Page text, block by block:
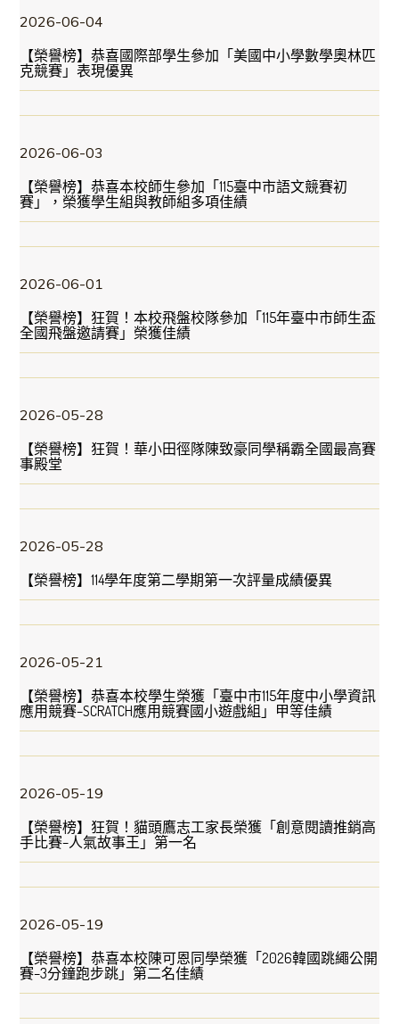
2026-06-04
【榮譽榜】恭喜國際部學生參加「美國中小學數學奧林匹
克競賽」表現優異
2026-06-03
【榮譽榜】恭喜本校師生參加「115臺中市語文競賽初
賽」，榮獲學生組與教師組多項佳績
2026-06-01
【榮譽榜】狂賀！本校飛盤校隊參加「115年臺中市師生盃
全國飛盤邀請賽」榮獲佳績
2026-05-28
【榮譽榜】狂賀！華小田徑隊陳致豪同學稱霸全國最高賽
事殿堂
2026-05-28
【榮譽榜】114學年度第二學期第一次評量成績優異
2026-05-21
【榮譽榜】恭喜本校學生榮獲「臺中市115年度中小學資訊
應用競賽–SCRATCH應用競賽國小遊戲組」甲等佳績
2026-05-19
【榮譽榜】狂賀！貓頭鷹志工家長榮獲「創意閱讀推銷高
手比賽–人氣故事王」第一名
2026-05-19
【榮譽榜】恭喜本校陳可恩同學榮獲「2026韓國跳繩公開
賽–3分鐘跑步跳」第二名佳績